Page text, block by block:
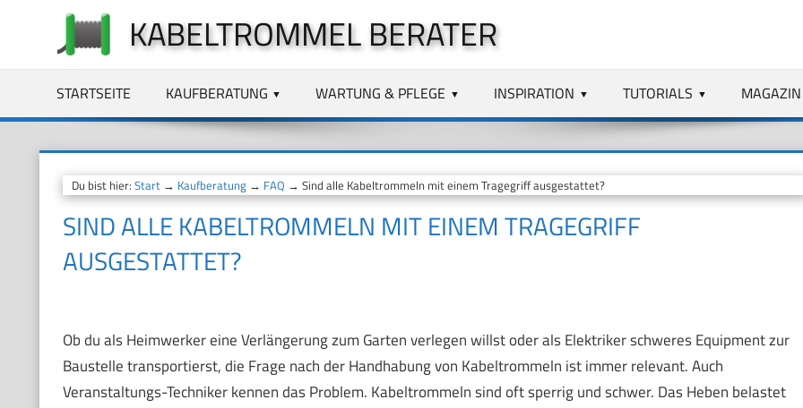
springen
KABELTROMMEL BERATER
STARTSEITE KAUFBERATUNG WARTUNG & PFLEGE INSPIRATION TUTORIALS MAGAZIN
Du bist hier: Start→ Kaufberatung→ FAQ → Sind alle Kabeltrommeln mit einem Tragegriff ausgestattet?
SIND ALLE KABELTROMMELN MIT EINEM TRAGEGRIFF
AUSGESTATTET?
Ob du als Heimwerker eine Verlängerung zum Garten verlegen willst oder als Elektriker schweres Equipment zur
Baustelle transportierst, die Frage nach der Handhabung von Kabeltrommeln ist immer relevant. Auch
Veranstaltungs-Techniker kennen das Problem. Kabeltrommeln sind oft sperrig und schwer. Das Heben belastet